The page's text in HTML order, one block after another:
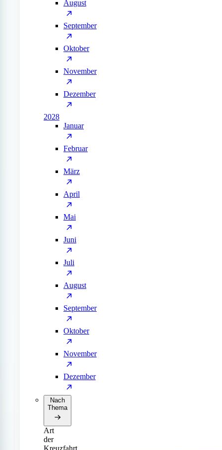
August
September
Oktober
November
Dezember
2028
Januar
Februar
März
April
Mai
Juni
Juli
August
September
Oktober
November
Dezember
Nach
Thema
Art
der
Kreuzfahrt